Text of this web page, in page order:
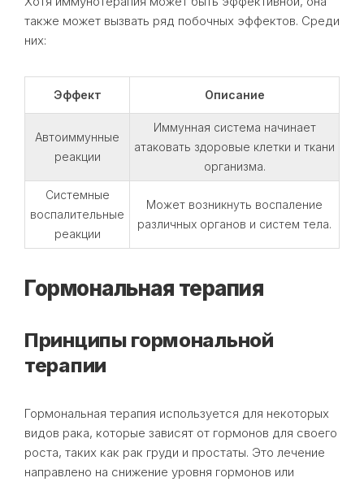
также может вызвать ряд побочных эффектов. Среди
них:
Эффект Описание
Автоиммунные
реакции
Иммунная система начинает
атаковать здоровые клетки и ткани
организма.
Системные
воспалительные
реакции
Может возникнуть воспаление
различных органов и систем тела.
Гормональная терапия
Принципы гормональной
терапии
Гормональная терапия используется для некоторых
видов рака, которые зависят от гормонов для своего
роста, таких как рак груди и простаты. Это лечение
направлено на снижение уровня гормонов или